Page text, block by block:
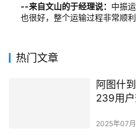
--来自文山的于经理说： 中振
也很好，整个运输过程非常顺利
热门文章
阿图什
239用户
2025年07